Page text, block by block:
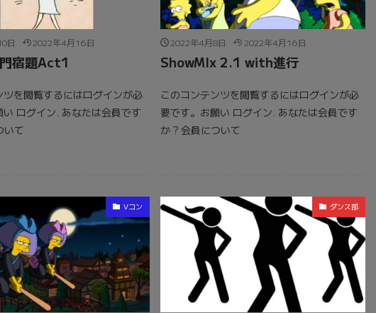
日 2022年4月16日
宿題Act1
ツを閲覧するにはログインが必
い ログイン. あなたは会員です
いて
2022年4月8日 2022年4月16日
ShowMIx 2.1 with進行
このコンテンツを閲覧するにはログインが必
要です。お願い ログイン. あなたは会員です
か ? 会員について
Vコン ダンス部